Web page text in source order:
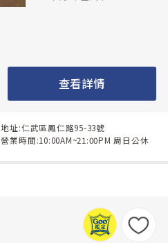
查看詳情
地址:仁武區鳳仁路95-33號
營業時間:10:00AM~21:00PM 周日公休